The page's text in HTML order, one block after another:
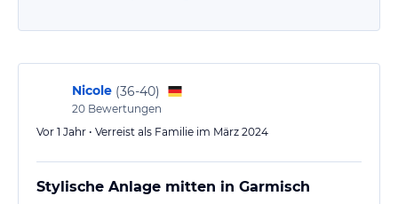
Nicole (36-40)
20 Bewertungen
Vor 1 Jahr • Verreist als Familie im März 2024
Stylische Anlage mitten in Garmisch